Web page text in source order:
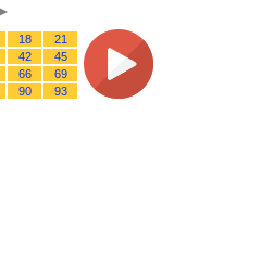
18
21
42
45
66
69
90 93